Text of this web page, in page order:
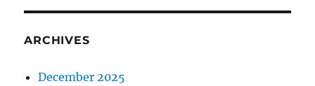
ARCHIVES
December 2025